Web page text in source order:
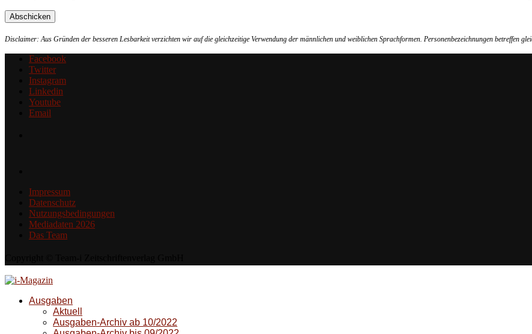
Disclaimer: Aus Gründen der besseren Lesbarkeit verzichten wir auf die gleichzeitige Verwendung der männlichen und weiblichen Sprachformen. Personenbezeichnungen betreffen
Facebook
Twitter
Instagram
Linkedin
Youtube
Email
Impressum
Datenschutz
Nutzungsbedingungen
Mediadaten 2026
Das Team
Ausgaben
Aktuell
Ausgaben-Archiv ab 10/2022